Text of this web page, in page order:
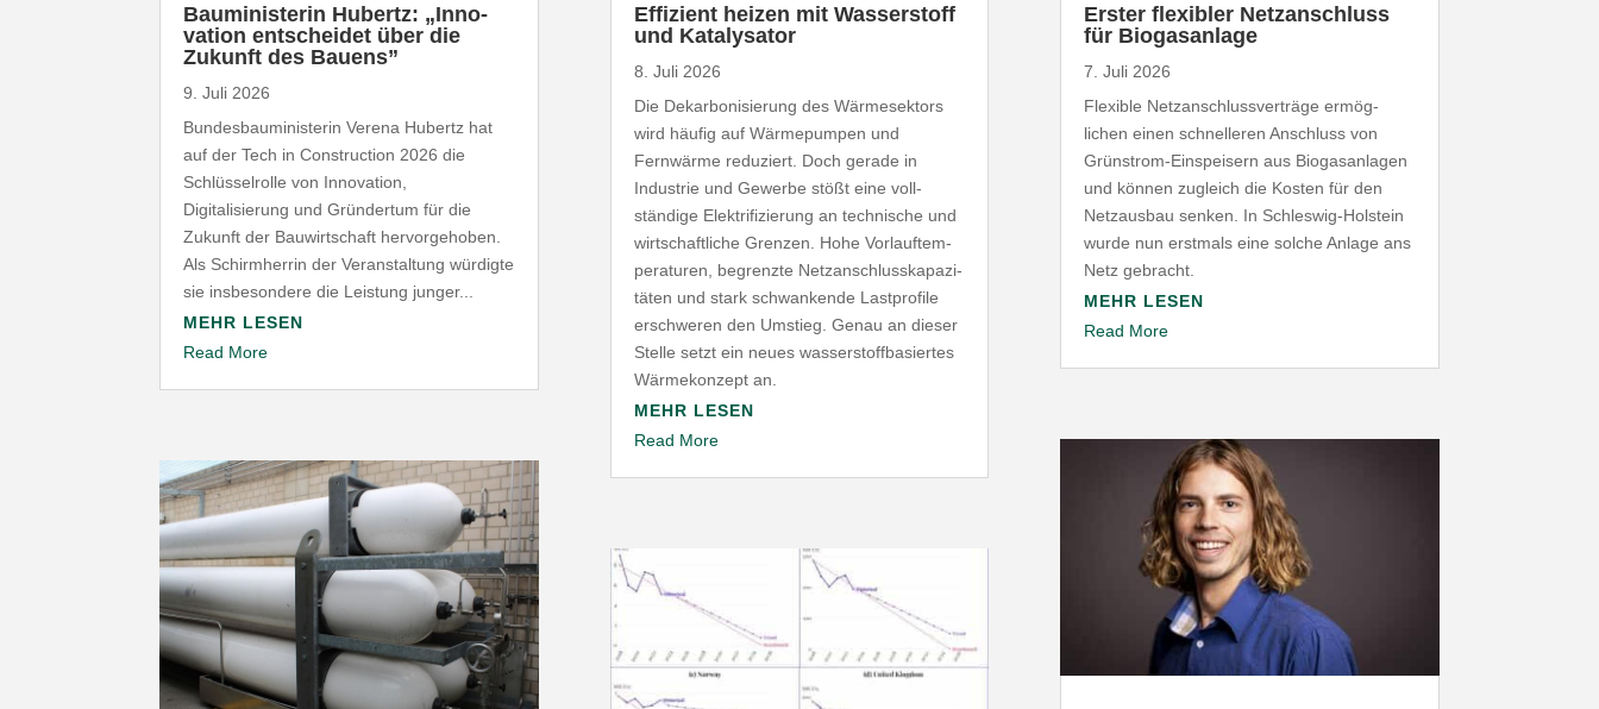
Baumi­nis­terin Hubertz: „Inno­
vation entscheidet über die
Zukunft des Bauens”
9. Juli 2026
Bundesbauministerin Verena Hubertz hat
auf der Tech in Construction 2026 die
Schlüsselrolle von Innovation,
Digitalisierung und Gründertum für die
Zukunft der Bauwirtschaft hervorgehoben.
Als Schirmherrin der Veranstaltung würdigte
sie insbesondere die Leistung junger...
MEHR LESEN
Read More
Effizient heizen mit Wasser­stoff
und Katalysator
8. Juli 2026
Die Dekar­bo­ni­sierung des Wärme­sektors
wird häufig auf Wärme­pumpen und
Fernwärme reduziert. Doch gerade in
Industrie und Gewerbe stößt eine voll­
ständige Elek­tri­fi­zierung an tech­nische und
wirt­schaft­liche Grenzen. Hohe Vorlauf­tem­
pe­ra­turen, begrenzte Netz­an­schluss­ka­pa­zi­
täten und stark schwan­kende Last­profile
erschweren den Umstieg. Genau an dieser
Stelle setzt ein neues wasser­stoff­ba­siertes
Wärme­konzept an.
MEHR LESEN
Read More
Erster flexibler Netz­an­schluss
für Biogasanlage
7. Juli 2026
Flexible Netz­an­schluss­ver­träge ermög­
lichen einen schnel­leren Anschluss von
Grünstrom-​Einspeisern aus Biogas­an­lagen
und können zugleich die Kosten für den
Netz­ausbau senken. In Schleswig-​Holstein
wurde nun erstmals eine solche Anlage ans
Netz gebracht.
MEHR LESEN
Read More